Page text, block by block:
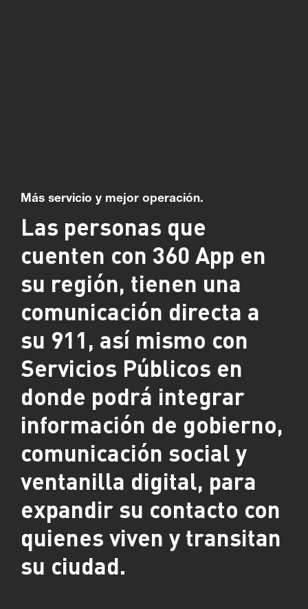
Más servicio y mejor operación.
Las personas que
cuenten con 360 App en
su región, tienen una
comunicación directa a
su 911, así mismo con
Servicios Públicos en
donde podrá integrar
información de gobierno,
comunicación social y
ventanilla digital, para
expandir su contacto con
quienes viven y transitan
su ciudad.